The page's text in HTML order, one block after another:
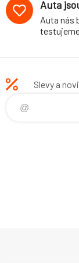
Auta
Auta nás
Slevy a